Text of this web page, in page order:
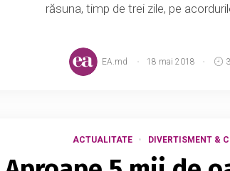
răsuna, timp de trei zile, pe acordurile
EA.md 18 mai 2018
ACTUALITATE DIVERTISMENT &